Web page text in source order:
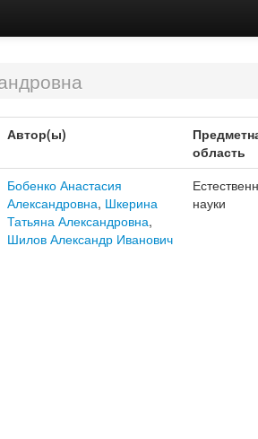
Автор(ы)
область
Бобенко Анастасия
Александровна, Шкерина
Татьяна Александровна,
Шилов Александр Иванович
науки